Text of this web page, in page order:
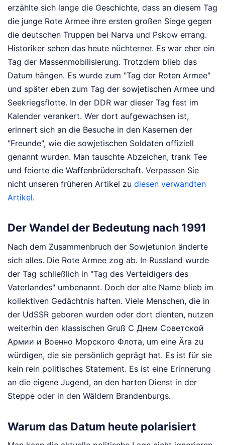
erzählte sich lange die Geschichte, dass an diesem Tag
die junge Rote Armee ihre ersten großen Siege gegen
die deutschen Truppen bei Narva und Pskow errang.
Historiker sehen das heute nüchterner. Es war eher ein
Tag der Massenmobilisierung. Trotzdem blieb das
Datum hängen. Es wurde zum "Tag der Roten Armee"
und später eben zum Tag der sowjetischen Armee und
Seekriegsflotte. In der DDR war dieser Tag fest im
Kalender verankert. Wer dort aufgewachsen ist,
erinnert sich an die Besuche in den Kasernen der
"Freunde", wie die sowjetischen Soldaten offiziell
genannt wurden. Man tauschte Abzeichen, trank Tee
und feierte die Waffenbrüderschaft. Verpassen Sie
nicht unseren früheren Artikel zu diesen verwandten
Artikel.
Der Wandel der Bedeutung nach 1991
Nach dem Zusammenbruch der Sowjetunion änderte
sich alles. Die Rote Armee zog ab. In Russland wurde
der Tag schließlich in "Tag des Verteidigers des
Vaterlandes" umbenannt. Doch der alte Name blieb im
kollektiven Gedächtnis haften. Viele Menschen, die in
der UdSSR geboren wurden oder dort dienten, nutzen
weiterhin den klassischen Gruß С Днем Советской
Армии и Военно Морского Флота, um eine Ära zu
würdigen, die sie persönlich geprägt hat. Es ist für sie
kein rein politisches Statement. Es ist eine Erinnerung
an die eigene Jugend, an den harten Dienst in der
Steppe oder in den Wäldern Brandenburgs.
Warum das Datum heute polarisiert